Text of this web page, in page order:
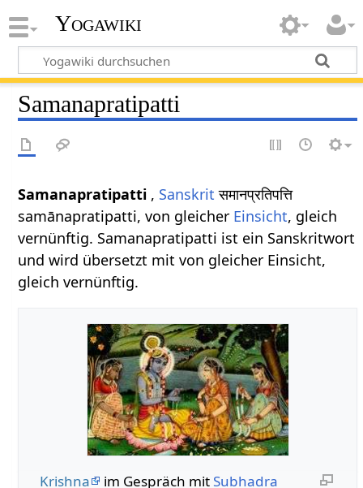
Yogawiki
Samanapratipatti
Samanapratipatti , Sanskrit समानप्रतिपत्ति
samānapratipatti, von gleicher Einsicht, gleich
vernünftig. Samanapratipatti ist ein Sanskritwort
und wird übersetzt mit von gleicher Einsicht,
gleich vernünftig.
Krishna im Gespräch mit Subhadra